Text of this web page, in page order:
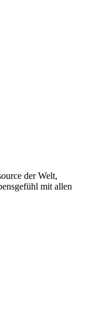
der Welt,
mit allen